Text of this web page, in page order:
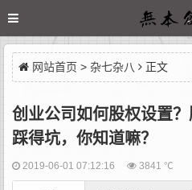
网站首页 > 杂七杂八 正文
创业公司如何股权设置
踩得坑，你知道嘛？
2019-06-01 07:12:16 3841 ℃